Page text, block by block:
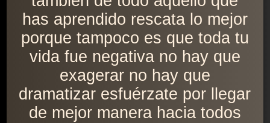
has aprendido rescata lo mejor
porque tampoco es que toda tu
vida fue negativa no hay que
exagerar no hay que
dramatizar esfuérzate por llegar
de mejor manera hacia todos